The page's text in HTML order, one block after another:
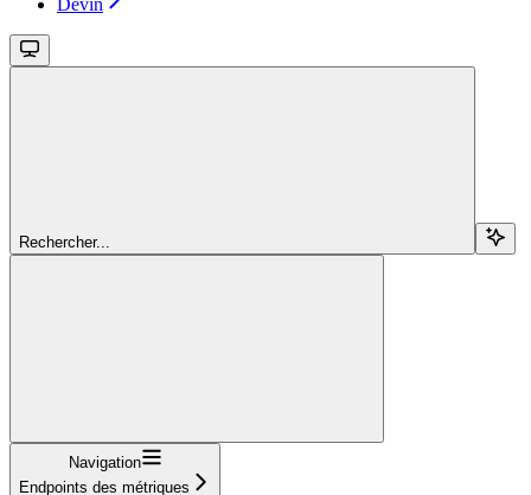
Rechercher...
Navigation
Endpoints des métriques